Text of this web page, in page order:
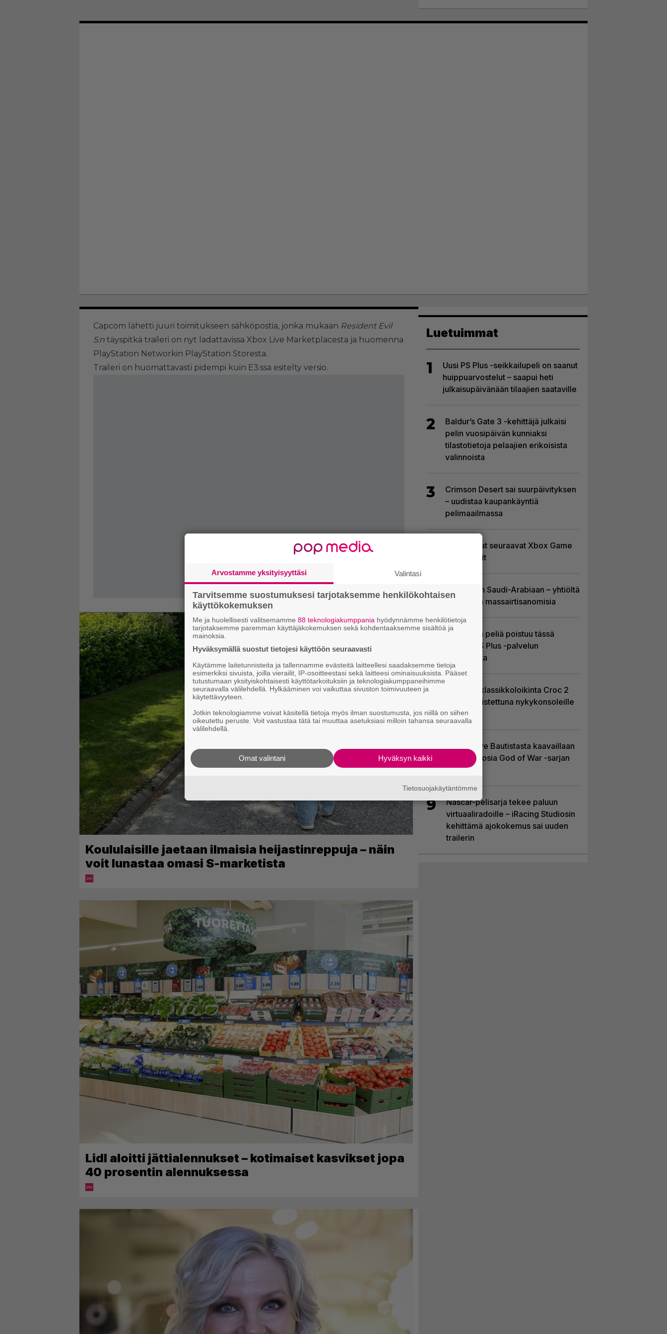
Capcom lähetti juuri toimitukseen sähköpostia, jonka mukaan Resident Evil
5:n täyspitkä traileri on nyt ladattavissa Xbox Live Marketplacesta ja huomenna
PlayStation Networkin PlayStation Storesta.
Traileri on huomattavasti pidempi kuin E3:ssa esitelty versio.
Koululaisille jaetaan ilmaisia heijastinreppuja – näin
voit lunastaa omasi S-marketista
Lidl aloitti jättialennukset – kotimaiset kasvikset jopa
40 prosentin alennuksessa
Luetuimmat
1
Uusi PS Plus -seikkailupeli on saanut
huippuarvostelut – saapui heti
julkaisupäivänään tilaajien saataville
2
Baldur’s Gate 3 -kehittäjä julkaisi
pelin vuosipäivän kunniaksi
tilastotietoja pelaajien erikoisista
valinnoista
3
Crimson Desert sai suurpäivityksen
– uudistaa kaupankäyntiä
pelimaailmassa
Tässä ovat seuraavat Xbox Game
Pass -pelit
5
EA myytiin Saudi-Arabiaan – yhtiöltä
odotetaan massairtisanomisia
6
Yhdeksän peliä poistuu tässä
kuussa PS Plus -palvelun
tarjonnasta
7
PS1-ajan klassikkoloikinta Croc 2
palaa uudistettuna nykykonsoleille
ja PC:lle
8
Huhu: Dave Bautistasta kaavaillaan
uutta Kratosia God of War -sarjan
pääosaan
9
Nascar-pelisarja tekee paluun
virtuaaliradoille – iRacing Studiosin
kehittämä ajokokemus sai uuden
trailerin
Arvostamme yksityisyyttäsi Valintasi
Tarvitsemme suostumuksesi tarjotaksemme henkilökohtaisen
käyttökokemuksen
Me ja huolellisesti valitsemamme 88 teknologiakumppania hyödynnämme henkilötietoja
tarjotaksemme paremman käyttäjäkokemuksen sekä kohdentaaksemme sisältöä ja
mainoksia.
Hyväksymällä suostut tietojesi käyttöön seuraavasti
Käytämme laitetunnisteita ja tallennamme evästeitä laitteellesi saadaksemme tietoja
esimerkiksi sivuista, joilla vierailit, IP-osoitteestasi sekä laitteesi ominaisuuksista. Pääset
tutustumaan yksityiskohtaisesti käyttötarkoituksiin ja teknologiakumppaneihimme
seuraavalla välilehdellä. Hylkääminen voi vaikuttaa sivuston toimivuuteen ja
käytettävyyteen.
Jotkin teknologiamme voivat käsitellä tietoja myös ilman suostumusta, jos niillä on siihen
oikeutettu peruste. Voit vastustaa tätä tai muuttaa asetuksiasi milloin tahansa seuraavalla
välilehdellä.
Hyväksyn kaikki
Omat valintani
Tietosuojakäytäntömme